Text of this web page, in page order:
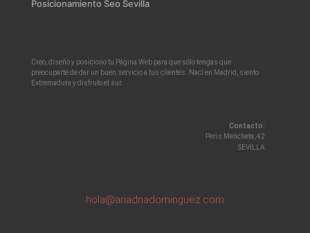
Posicionamiento Seo Sevilla
Creo, diseño y posiciono tu Página Web para que sólo tengas que
preocuparte de dar un buen servicio a tus clientes. Nací en Madrid, siento
Extremadura y disfruto el sur.
Contacto:
Peris Mencheta, 42
SEVILLA
hola@ariadnadominguez.com